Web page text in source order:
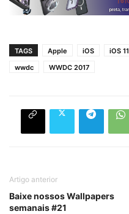
TAGS Apple iOS iOS 11
wwdc
WWDC 2017
Artigo anterior
Baixe nossos Wallpapers
semanais #21